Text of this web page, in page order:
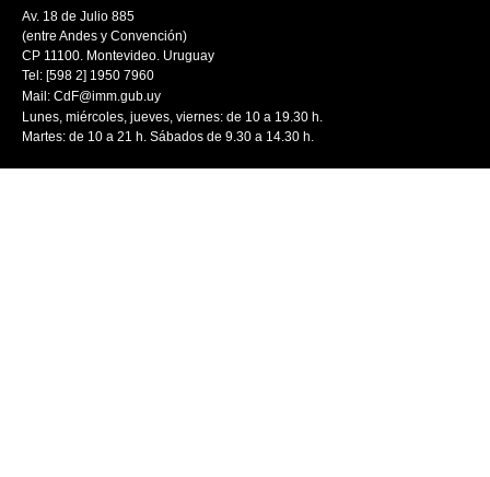
Av. 18 de Julio 885
(entre Andes y Convención)
CP 11100. Montevideo. Uruguay
Tel: [598 2] 1950 7960
Mail: CdF@imm.gub.uy
Lunes, miércoles, jueves, viernes: de 10 a 19.30 h.
Martes: de 10 a 21 h. Sábados de 9.30 a 14.30 h.